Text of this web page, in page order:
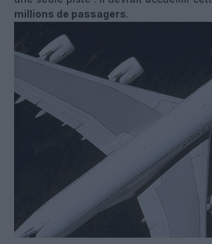
millions de passagers.